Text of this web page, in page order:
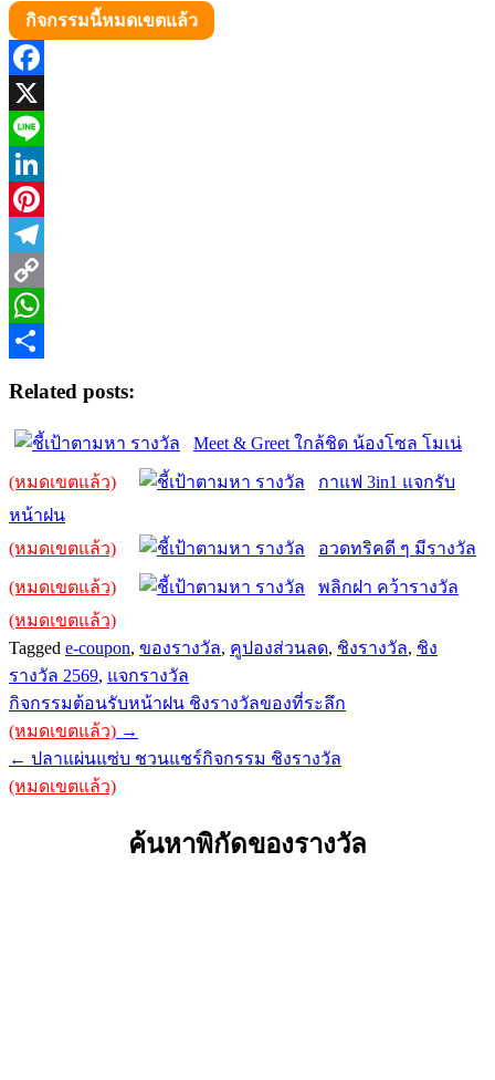
กิจกรรมนี้หมดเขตแล้ว
Facebook
X
Line
LinkedIn
Pinterest
Telegram
Copy
Link
WhatsApp
Related posts:
Meet & Greet ใกล้ชิด น้องโซล โมเน่
(หมดเขตแล้ว)
กาแฟ 3in1 แจกรับ
หน้าฝน
(หมดเขตแล้ว)
อวดทริคดี ๆ มีรางวัล
(หมดเขตแล้ว)
พลิกฝา คว้ารางวัล
(หมดเขตแล้ว)
Tagged e-coupon, ของรางวัล, คูปองส่วนลด, ชิงรางวัล, ชิง
รางวัล 2569, แจกรางวัล
Post
navigation
กิจกรรมต้อนรับหน้าฝน ชิงรางวัลของที่ระลึก
(หมดเขตแล้ว) →
← ปลาแผ่นแซ่บ ชวนแชร์กิจกรรม ชิงรางวัล
(หมดเขตแล้ว)
ค้นหาพิกัดของรางวัล